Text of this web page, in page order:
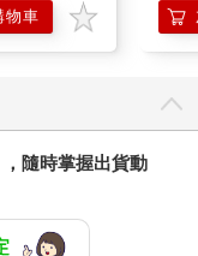
物車
隨時掌握出貨動